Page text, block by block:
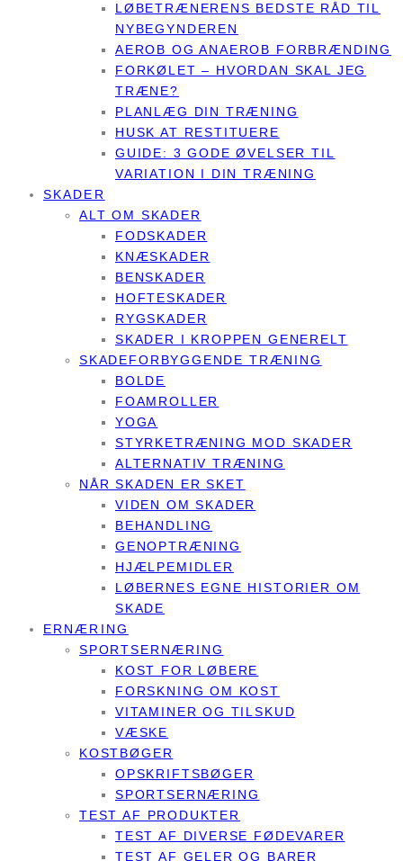
LØBETRÆNERENS BEDSTE RÅD TIL
NYBEGYNDEREN
AEROB OG ANAEROB FORBRÆNDING
FORKØLET – HVORDAN SKAL JEG
TRÆNE?
PLANLÆG DIN TRÆNING
HUSK AT RESTITUERE
GUIDE: 3 GODE ØVELSER TIL
VARIATION I DIN TRÆNING
SKADER
ALT OM SKADER
FODSKADER
KNÆSKADER
BENSKADER
HOFTESKADER
RYGSKADER
SKADER I KROPPEN GENERELT
SKADEFORBYGGENDE TRÆNING
BOLDE
FOAMROLLER
YOGA
STYRKETRÆNING MOD SKADER
ALTERNATIV TRÆNING
NÅR SKADEN ER SKET
VIDEN OM SKADER
BEHANDLING
GENOPTRÆNING
HJÆLPEMIDLER
LØBERNES EGNE HISTORIER OM
SKADE
ERNÆRING
SPORTSERNÆRING
KOST FOR LØBERE
FORSKNING OM KOST
VITAMINER OG TILSKUD
VÆSKE
KOSTBØGER
OPSKRIFTSBØGER
SPORTSERNÆRING
TEST AF PRODUKTER
TEST AF DIVERSE FØDEVARER
TEST AF GELER OG BARER